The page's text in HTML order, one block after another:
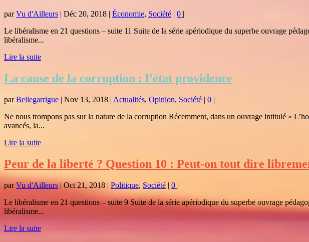
parVu d'Ailleurs | Déc 20, 2018 | Économie, Société | 0 |
Le libéralisme en 21 questions – suite 11 Suite de la série apériodique du superbe ouvrage
libéralisme...
Lire la suite
La cause de la corruption : l’état providence
parBellegarrigue | Nov 13, 2018 | Actualités, Opinion, Société | 0 |
Ne nous trompons pas sur la nature de la corruption Récemment, dans un ouvrage intitulé «
avancés, la...
Lire la suite
Peur de la liberté ? Question 10 : Peut-on tout dire
parVu d'Ailleurs|Oct 21, 2018 | Politique, Société | 0 |
Le libéralisme en 21 questions – suite 9 Suite de la série apériodique du superbe ouvrage
libéralisme...
Lire la suite